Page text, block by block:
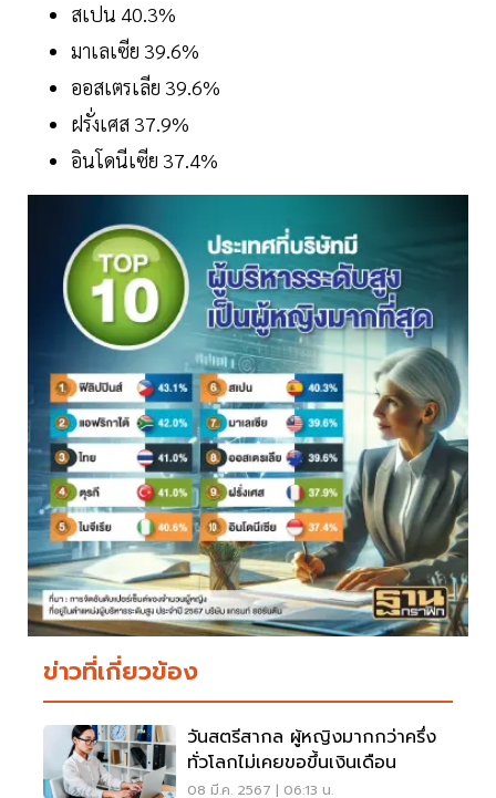
สเปน 40.3%
มาเลเซีย 39.6%
ออสเตรเลีย 39.6%
ฝรั่งเศส 37.9%
อินโดนีเซีย 37.4%
ข่าวที่เกี่ยวข้อง
วันสตรีสากล ผู้หญิงมากกว่าครึ่ง
ทั่วโลกไม่เคยขอขึ้นเงินเดือน
08 มี.ค. 2567 | 06:13 น.